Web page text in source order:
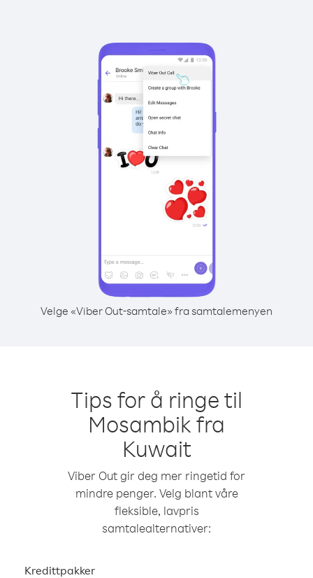
Velge «Viber Out-samtale» fra samtalemenyen
Tips for å ringe til
Mosambik fra
Kuwait
Viber Out gir deg mer ringetid for
mindre penger. Velg blant våre
fleksible, lavpris
samtalealternativer:
Kredittpakker